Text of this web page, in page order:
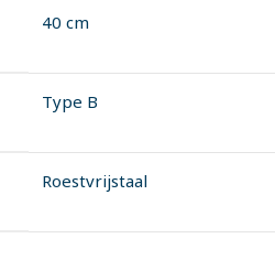
40 cm
Type B
Roestvrijstaal